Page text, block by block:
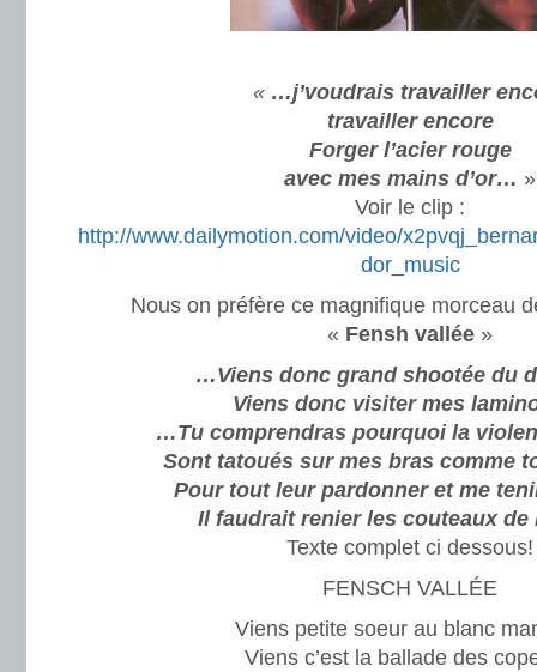
« …j’voudrais travailler
travailler encore
Forger l’acier rouge
avec mes mains d’or… »
Voir le clip :
http://www.dailymotion.com/video/
dor_music
Nous on préfère ce magnifique morceau
« Fensh vallée »
…Viens donc grand shootée du
Viens donc visiter mes
…Tu comprendras pourquoi la
Sont tatoués sur mes bras comme
Pour tout leur pardonner et me
Il faudrait renier les couteaux
Texte complet ci dessous!
FENSCH VALLÉE
Viens petite soeur au blanc
Viens c’est la ballade des